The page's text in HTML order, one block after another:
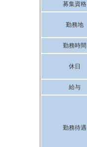
募集資格
勤務地
勤務時間
休日
給与
勤務待遇